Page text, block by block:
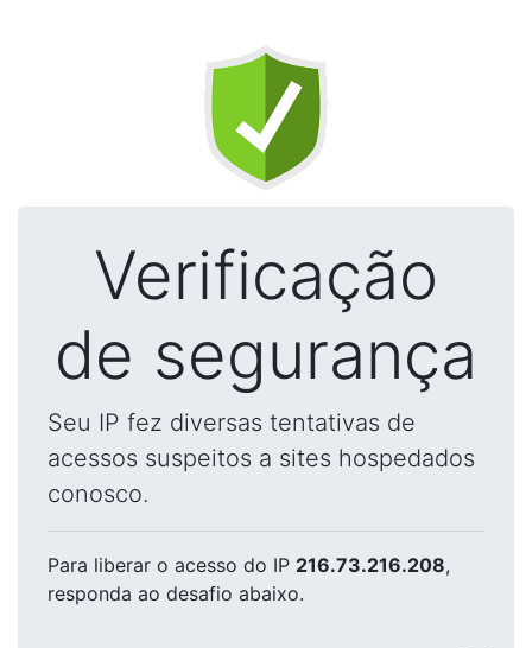
Verificação
de segurança
Seu IP fez diversas tentativas de
acessos suspeitos a sites hospedados
conosco.
Para liberar o acesso do IP 216.73.216.208,
responda ao desafio abaixo.